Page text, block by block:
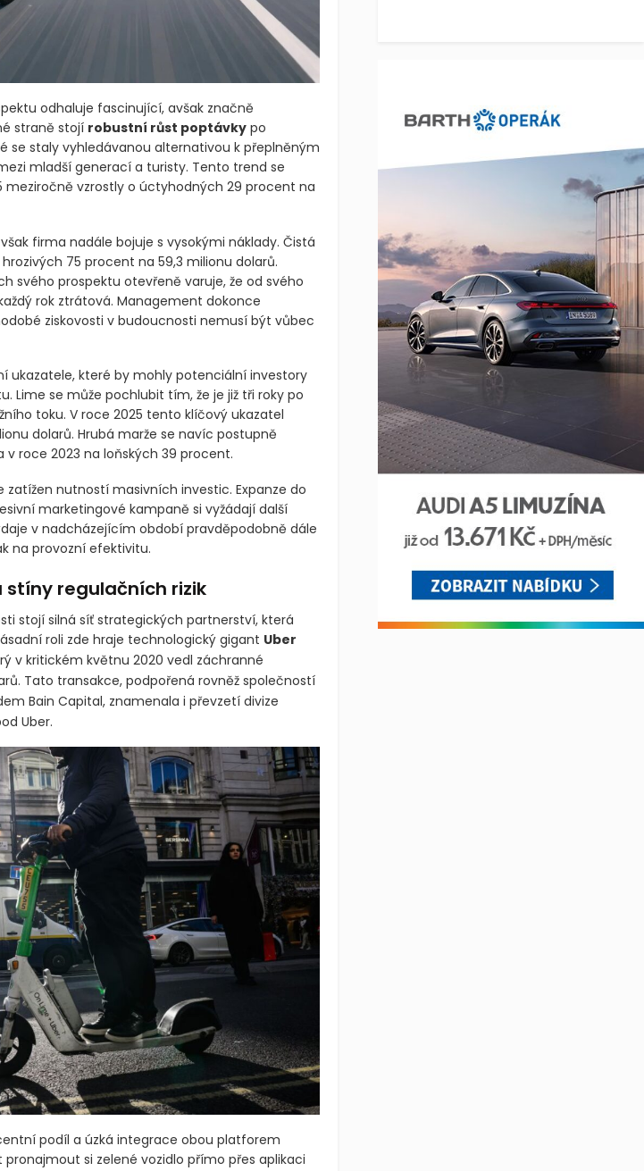
odhaluje fascinující, avšak značně
straně stojí robustní růst poptávkypo
se staly vyhledávanou alternativou k přeplněným
mladší generací a turisty. Tento trend se
meziročně vzrostly o úctyhodných 29 procent na
firma nadále bojuje s vysokými náklady. Čistá
75 procent na 59,3 milionu dolarů.
svého prospektu otevřeně varuje, že od svého
rok ztrátová. Management dokonce
ziskovosti v budoucnosti nemusí být vůbec
ukazatele, které by mohly potenciální investory
Lime se může pochlubit tím, že je již tři roky po
toku. V roce 2025 tento klíčový ukazatel
dolarů. Hrubá marže se navíc postupně
v roce 2023 na loňských 39 procent.
nutností masivních investic. Expanze do
marketingové kampaně si vyžádají další
v nadcházejícím období pravděpodobně dále
na provozní efektivitu.
regulačních rizik
stojí silná síť strategických partnerství, která
roli zde hraje technologický gigant Uber
v kritickém květnu 2020 vedl záchranné
Tato transakce, podpořená rovněž společností
Bain Capital, znamenala i převzetí divize
Uber.
podíl a úzká integrace obou platforem
si zelené vozidlo přímo přes aplikaci